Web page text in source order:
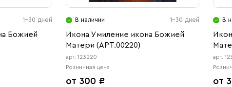
1-30 дней
Божией
В наличии 1-30 дней
Икона Умиление икона Божией
Матери (АРТ.00220)
арт. 123220
Розничная цена
от 300 ₽
В
арт.
от